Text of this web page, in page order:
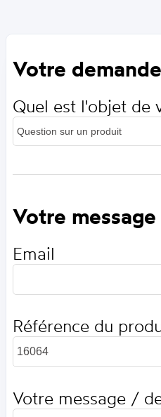
Votre demande
Quel est l'objet de
Votre message
Email
Référence du
Votre message /